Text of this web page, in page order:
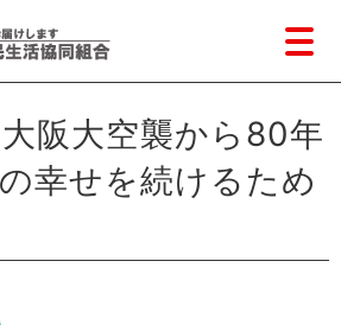
阪大空襲から80年
幸せを続けるため